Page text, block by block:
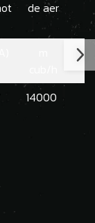
de aer
14000